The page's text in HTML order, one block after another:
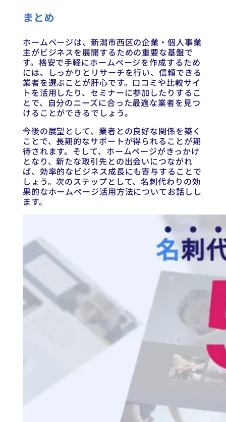
まとめ
ホームページは、新潟市西区の企業・個人事業
主がビジネスを展開するための重要な基盤で
す。格安で手軽にホームページを作成するため
には、しっかりとリサーチを行い、信頼できる
業者を選ぶことが肝心です。口コミや比較サイ
トを活用したり、セミナーに参加したりするこ
とで、自分のニーズに合った最適な業者を見つ
けることができるでしょう。
今後の展望として、業者との良好な関係を築く
ことで、長期的なサポートが得られることが期
待されます。そして、ホームページがきっかけ
となり、新たな取引先との出会いにつながれ
ば、効率的なビジネス成長にも寄与することで
しょう。次のステップとして、名刺代わりの効
果的なホームページ活用方法についてお話しし
ます。